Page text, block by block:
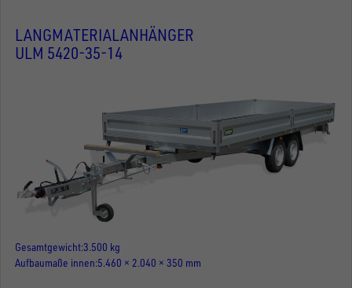
LANGMATERIALANHÄNGER
ULM 5420-35-14
Gesamtgewicht3.500 kg
Aufbaumaße innen 5.460 × 2.040 × 350 mm